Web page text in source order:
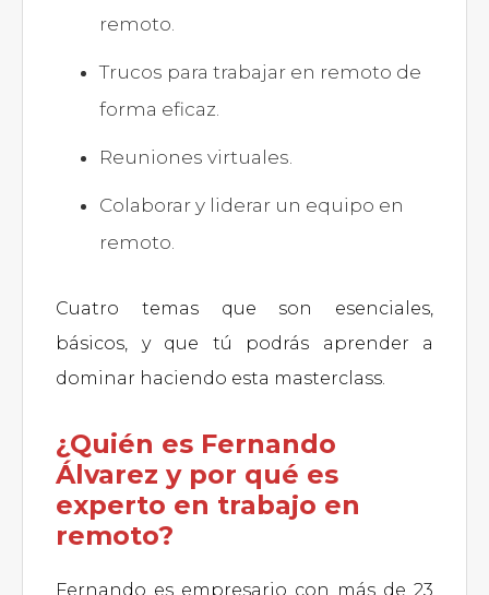
remoto.
Trucos para trabajar en remoto de
forma eficaz.
Reuniones virtuales.
Colaborar y liderar un equipo en
remoto.
Cuatro temas que son esenciales,
básicos, y que tú podrás aprender a
dominar haciendo esta masterclass.
¿Quién es Fernando
Álvarez y por qué es
experto en trabajo en
remoto?
Fernando es empresario con más de 23